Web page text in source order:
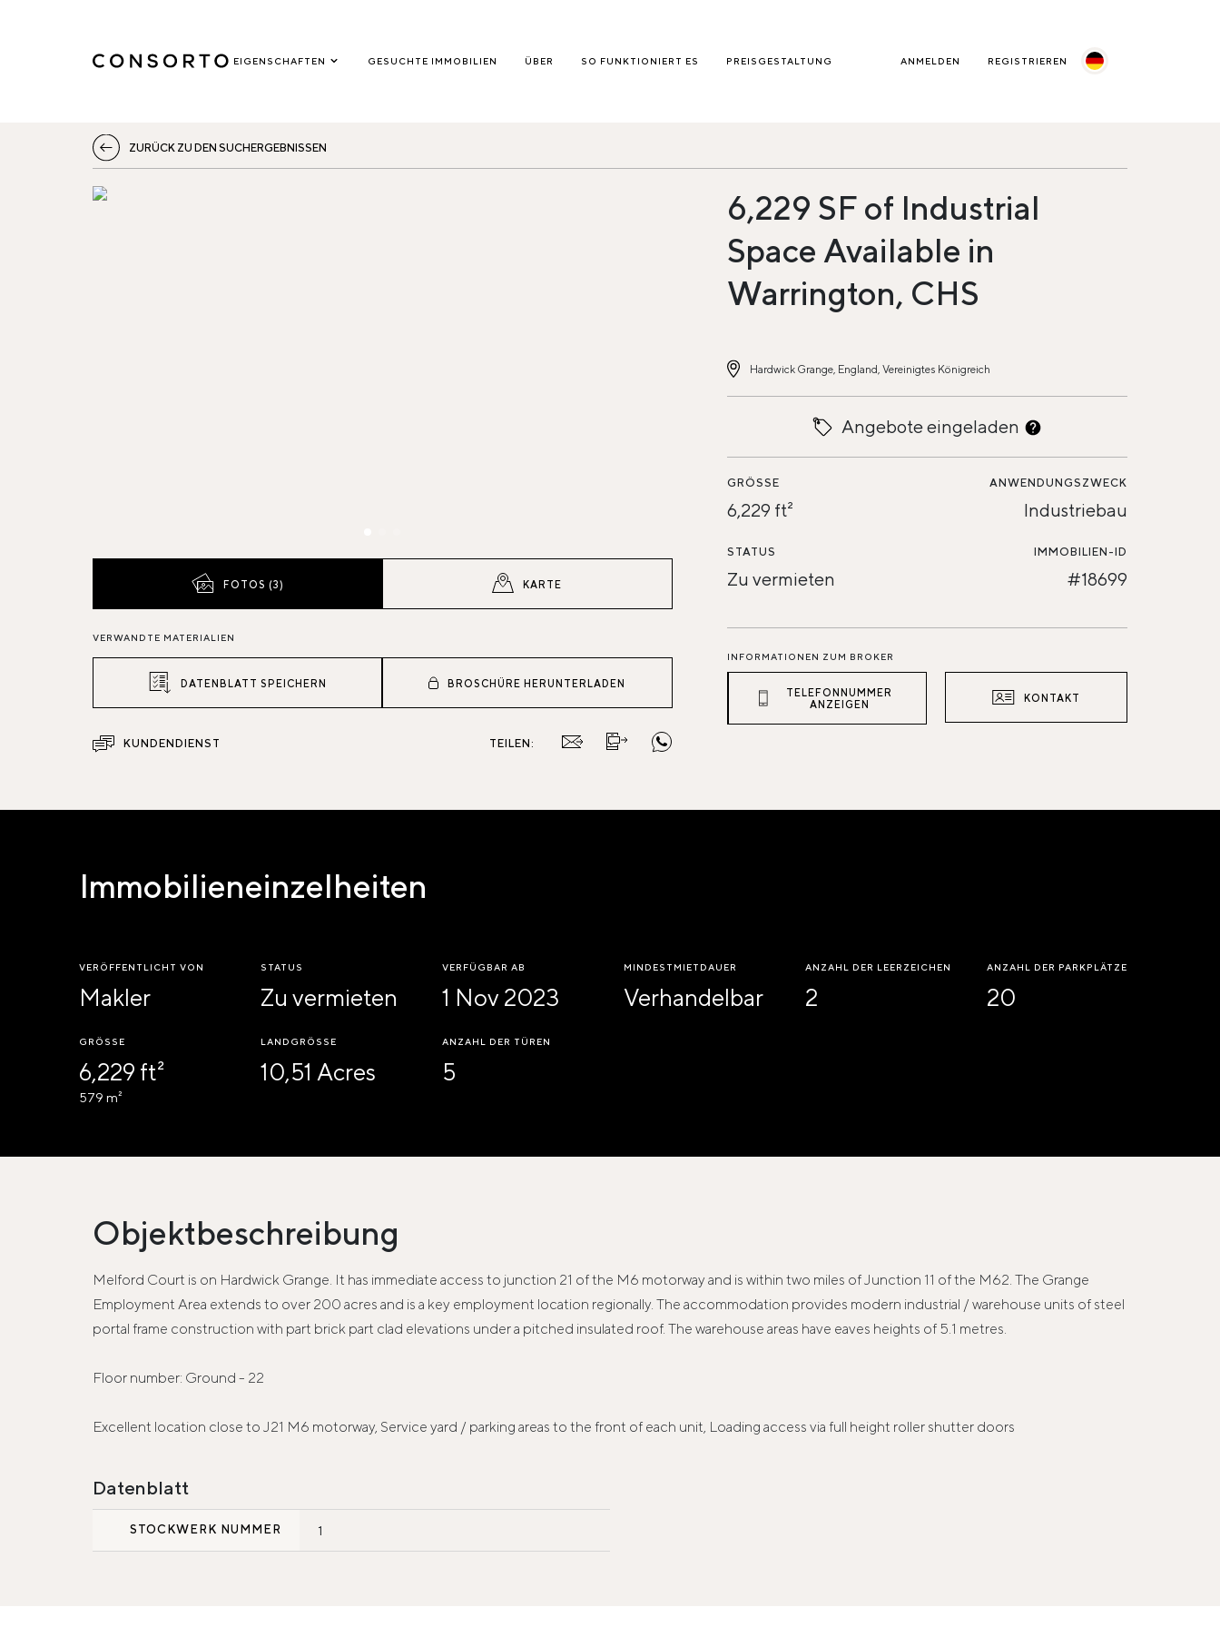
EIGENSCHAFTEN GESUCHTE IMMOBILIEN ÜBER SO FUNKTIONIERT ES PREISGESTALTUNG ANMELDEN REGISTRIEREN
ZURÜCK ZU DEN SUCHERGEBNISSEN
FOTOS (3) KARTE
VERWANDTE MATERIALIEN
DATENBLATT SPEICHERN BROSCHÜRE HERUNTERLADEN
KUNDENDIENST TEILEN:
6,229 SF of Industrial
Space Available in
Warrington, CHS
Hardwick Grange, England, Vereinigtes Königreich
Angebote eingeladen
GRÖSSE
6,229 ft²
ANWENDUNGSZWECK
Industriebau
STATUS
Zu vermieten
IMMOBILIEN-ID
#18699
INFORMATIONEN ZUM BROKER
TELEFONNUMMER
ANZEIGEN
KONTAKT
Immobilieneinzelheiten
VERÖFFENTLICHT VON
Makler
STATUS
Zu vermieten
VERFÜGBAR AB
1 Nov 2023
MINDESTMIETDAUER
Verhandelbar
ANZAHL DER LEERZEICHEN
2
ANZAHL DER PARKPLÄTZE
20
GRÖSSE
6,229 ft²
579 m²
LANDGRÖSSE
10,51 Acres
ANZAHL DER TÜREN
5
Objektbeschreibung
Melford Court is on Hardwick Grange. It has immediate access to junction 21 of the M6 motorway and is within two miles of Junction 11 of the M62. The Grange
Employment Area extends to over 200 acres and is a key employment location regionally. The accommodation provides modern industrial / warehouse units of steel
portal frame construction with part brick part clad elevations under a pitched insulated roof. The warehouse areas have eaves heights of 5.1 metres.
Floor number: Ground - 22
Excellent location close to J21 M6 motorway, Service yard / parking areas to the front of each unit, Loading access via full height roller shutter doors
Datenblatt
STOCKWERK NUMMER 1